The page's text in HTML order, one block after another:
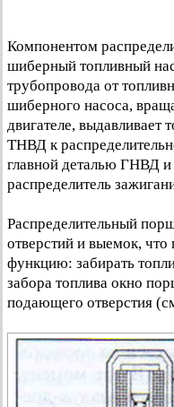
Компонентом
шиберный топливный
трубопровода от
шиберного насоса,
двигателе, выдавливает
ТНВД к
главной деталью ГНВД
распределитель
Распределительный
отверстий и выемок,
функцию: забирать
забора топлива окно
подающего отверстия